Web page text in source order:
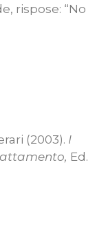
rispose: “No
(2003). I
Ed.